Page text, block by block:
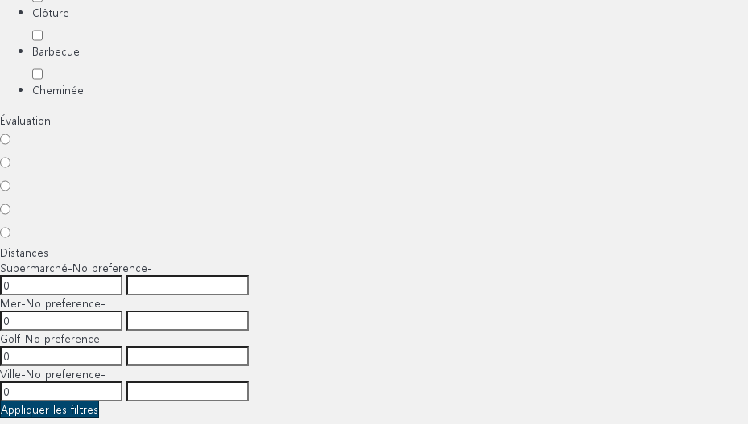
Clôture
Barbecue
Cheminée
Évaluation
Distances
Supermarché-No preference-
Mer-No preference-
Golf-No preference-
Ville-No preference-
Appliquer les filtres